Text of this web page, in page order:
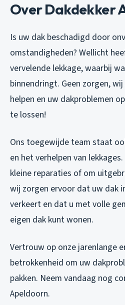
Over Dakdekker
Is uw dak beschadigd door
omstandigheden? Wellicht
vervelende lekkage, waarbij
binnendringt. Geen zorgen,
helpen en uw dakproblemen
te lossen!
Ons toegewijde team staat
en het verhelpen van
kleine reparaties of om
wij zorgen ervoor dat uw dak
verkeert en dat u met volle
eigen dak kunt wonen.
Vertrouw op onze jarenlange
betrokkenheid om uw
pakken. Neem vandaag nog
Apeldoorn.